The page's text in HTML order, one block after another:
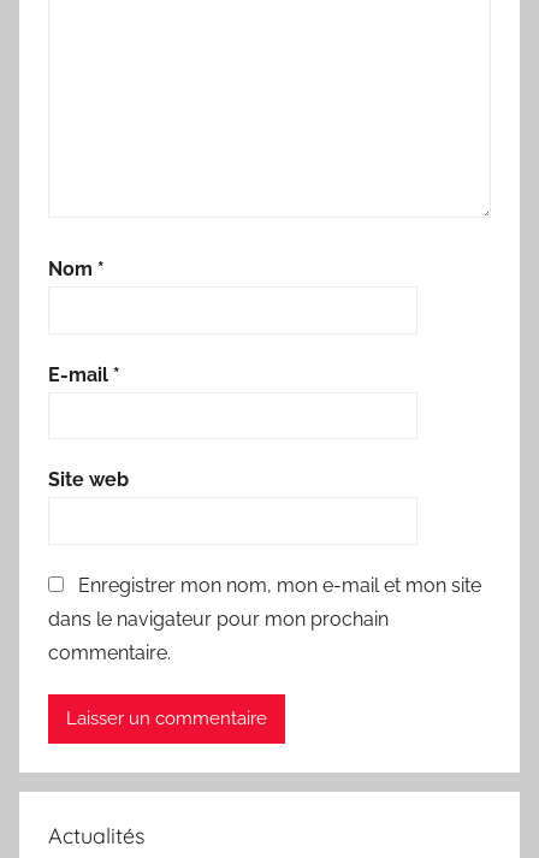
Nom *
E-mail *
Site web
Enregistrer mon nom, mon e-mail et mon site
dans le navigateur pour mon prochain
commentaire.
Actualités